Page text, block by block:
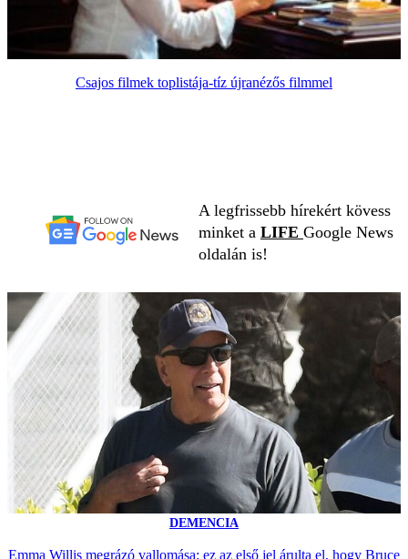
Csajos filmek toplistája-tíz újranézős filmmel
A legfrissebb hírekért kövess
minket a LIFE Google News
oldalán is!
DEMENCIA
Emma Willis megrázó vallomása: ez az első jel árulta el, hogy Bruce